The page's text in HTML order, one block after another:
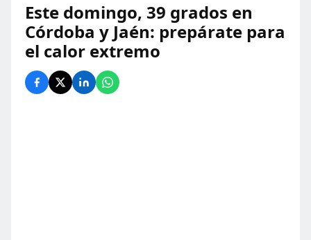
Este domingo, 39 grados en
Córdoba y Jaén: prepárate para
el calor extremo